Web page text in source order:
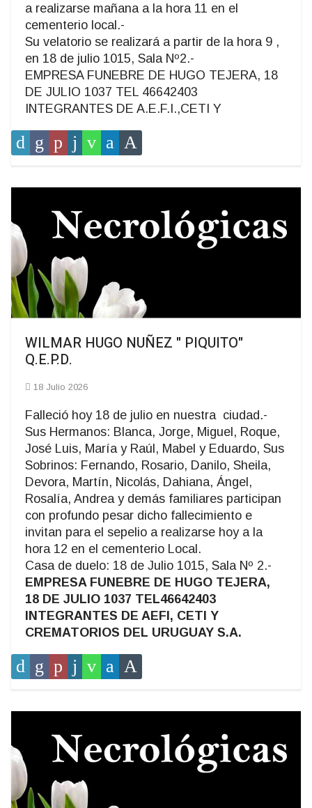
a realizarse mañana a la hora 11 en el
cementerio local.-
Su velatorio se realizará a partir de la hora 9 ,
en 18 de julio 1015, Sala Nº2.-
EMPRESA FUNEBRE DE HUGO TEJERA, 18
DE JULIO 1037 TEL 46642403
INTEGRANTES DE A.E.F.I.,CETI Y
WILMAR HUGO NUÑEZ " PIQUITO"
Q.E.P.D.
18 Julio 2026
Falleció hoy 18 de julio en nuestra ciudad.-
Sus Hermanos: Blanca, Jorge, Miguel, Roque,
José Luis, María y Raúl, Mabel y Eduardo, Sus
Sobrinos: Fernando, Rosario, Danilo, Sheila,
Devora, Martín, Nicolás, Dahiana, Ángel,
Rosalía, Andrea y demás familiares participan
con profundo pesar dicho fallecimiento e
invitan para el sepelio a realizarse hoy a la
hora 12 en el cementerio Local.
Casa de duelo: 18 de Julio 1015, Sala Nº 2.-
EMPRESA FUNEBRE DE HUGO TEJERA,
18 DE JULIO 1037 TEL46642403
INTEGRANTES DE AEFI, CETI Y
CREMATORIOS DEL URUGUAY S.A.